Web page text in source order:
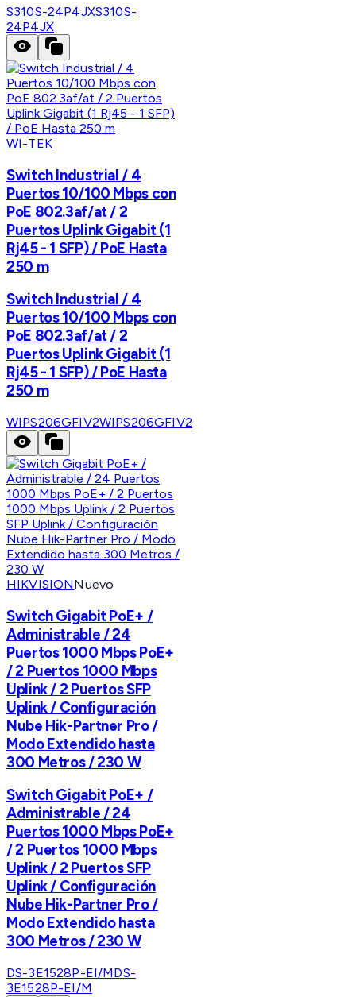
S310S-24P4JXS310S-
24P4JX
WI-TEK
Switch Industrial / 4
Puertos 10/100 Mbps con
PoE 802.3af/at / 2
Puertos Uplink Gigabit (1
Rj45 - 1 SFP) / PoE Hasta
250 m
Switch Industrial / 4
Puertos 10/100 Mbps con
PoE 802.3af/at / 2
Puertos Uplink Gigabit (1
Rj45 - 1 SFP) / PoE Hasta
250 m
WIPS206GFIV2WIPS206GFIV2
HIKVISIONNuevo
Switch Gigabit PoE+ /
Administrable / 24
Puertos 1000 Mbps PoE+
/ 2 Puertos 1000 Mbps
Uplink / 2 Puertos SFP
Uplink / Configuración
Nube Hik-Partner Pro /
Modo Extendido hasta
300 Metros / 230 W
Switch Gigabit PoE+ /
Administrable / 24
Puertos 1000 Mbps PoE+
/ 2 Puertos 1000 Mbps
Uplink / 2 Puertos SFP
Uplink / Configuración
Nube Hik-Partner Pro /
Modo Extendido hasta
300 Metros / 230 W
DS-3E1528P-EI/MDS-
3E1528P-EI/M